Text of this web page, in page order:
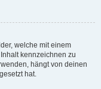
welche mit einem
kennzeichnen zu
hängt von deinen
hat.